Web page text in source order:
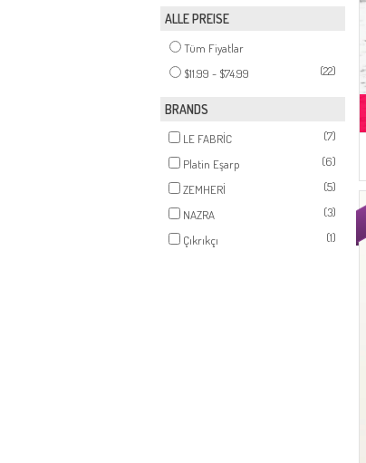
ALLE PREISE
Tüm Fiyatlar
$11.99 - $74.99
(22)
BRANDS
LE FABRİC
(7)
Platin Eşarp
(6)
ZEMHERİ
(5)
NAZRA
(3)
Çıkrıkçı
(1)